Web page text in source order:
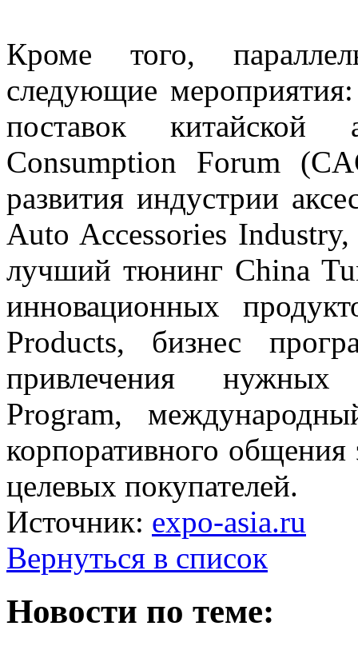
Кроме того,
следующие
поставок китайской
Consumption Forum
развития индустрии
Auto Accessories
лучший тюнинг China
инновационных
Products, бизнес
привлечения нужных
Program,
корпоративного общения
целевых покупателей.
Источник: expo-asia.ru
Вернуться в список
Новости по теме: